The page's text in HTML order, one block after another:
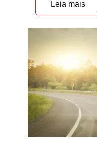
Leia mais